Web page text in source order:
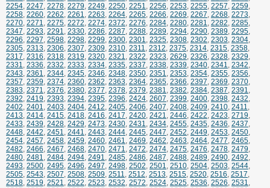
2254, 2247, 2278, 2279, 2249, 2250, 2251, 2256, 2253, 2255, 2257, 2259,
2258, 2260, 2262, 2261, 2263, 2264, 2265, 2266, 2269, 2267, 2268, 2273,
2270, 2271, 2275, 2272, 2274, 2372, 2276, 2284, 2280, 2281, 2282, 2285,
2347, 2293, 2291, 2330, 2286, 2287, 2288, 2289, 2294, 2290, 2389, 2295,
2296, 2297, 2598, 2298, 2299, 2300, 2301, 2325, 2308, 2302, 2303, 2304,
2305, 2313, 2306, 2307, 2309, 2310, 2311, 2312, 2375, 2314, 2315, 2358,
2317, 2316, 2318, 2319, 2320, 2321, 2322, 2323, 2629, 2326, 2328, 2329,
2331, 2336, 2332, 2333, 2334, 2335, 2337, 2338, 2339, 2340, 2341, 2342,
2343, 2361, 2344, 2345, 2346, 2348, 2350, 2351, 2353, 2354, 2355, 2356,
2357, 2359, 2374, 2360, 2362, 2363, 2364, 2365, 2366, 2397, 2369, 2370,
2383, 2371, 2376, 2380, 2377, 2378, 2379, 2381, 2382, 2384, 2387, 2391,
2392, 2419, 2393, 2394, 2395, 2396, 2424, 2607, 2399, 2400, 2398, 2432,
2402, 2401, 2403, 2404, 2412, 2405, 2406, 2407, 2408, 2409, 2410, 2411,
2413, 2414, 2415, 2418, 2416, 2417, 2420, 2421, 2446, 2422, 2423, 2719,
2433, 2439, 2428, 2429, 2473, 2430, 2431, 2434, 2455, 2435, 2436, 2437,
2448, 2442, 2451, 2441, 2443, 2444, 2445, 2447, 2452, 2449, 2453, 2450,
2454, 2457, 2458, 2459, 2460, 2461, 2469, 2462, 2463, 2464, 2477, 2465,
2482, 2466, 2467, 2468, 2470, 2471, 2472, 2474, 2475, 2476, 2478, 2479,
2480, 2481, 2484, 2494, 2491, 2485, 2486, 2487, 2488, 2489, 2490, 2492,
2493, 2500, 2495, 2496, 2497, 2498, 2502, 2501, 2510, 2504, 2503, 2544,
2505, 2543, 2507, 2508, 2509, 2511, 2512, 2513, 2515, 2520, 2516, 2517,
2518, 2519, 2521, 2522, 2523, 2532, 2572, 2524, 2525, 2536, 2526, 2531,